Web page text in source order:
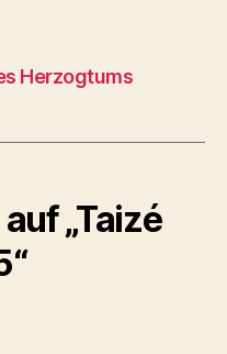
Herzogtums
„Taizé